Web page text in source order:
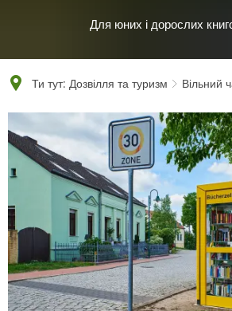
Для юних і дорослих
Ти тут: Дозвілля та туризм Вільний
Книжкові
шафи